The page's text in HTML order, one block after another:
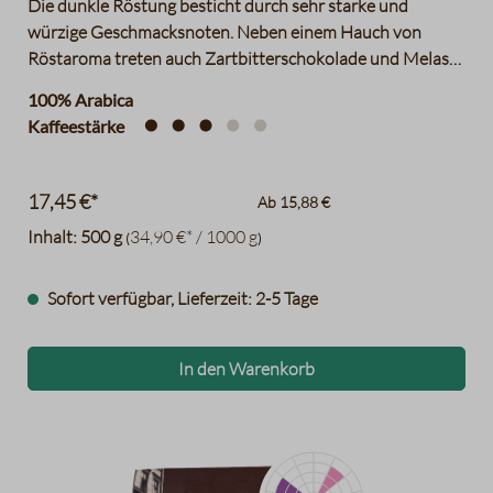
Die dunkle Röstung besticht durch sehr starke und
würzige Geschmacksnoten. Neben einem Hauch von
Röstaroma treten auch Zartbitterschokolade und Melasse
100% Arabica
Kaffeestärke
Inhalt: 500 g (34,90 €* / 1000 g)
17,45 €* Ab 15,88 €
Sofort verfügbar, Lieferzeit: 2-5 Tage
In den Warenkorb